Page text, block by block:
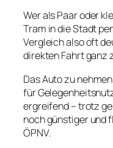
Wer als Paar oder
Tram in die Stadt
Vergleich also oft
direkten Fahrt ganz
Das Auto zu
für
ergreifend – trotz
noch günstiger und
ÖPNV.